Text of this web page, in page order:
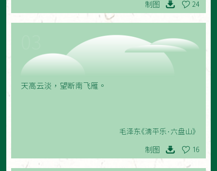
制图 24
天高云淡，望断南飞雁。
毛泽东《清平乐·六盘山》
制图 16